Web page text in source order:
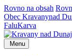
Rovno na obsah
Obec Kravanynad
FaluKarva
Menu